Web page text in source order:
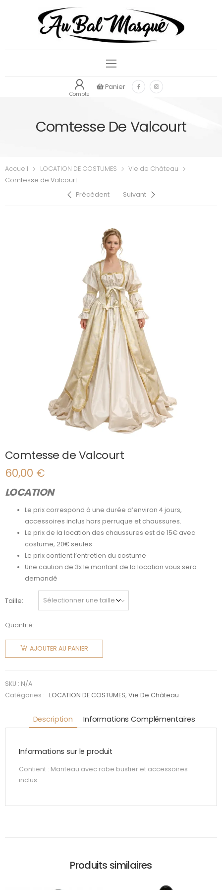
Compte
Panier
Comtesse De Valcourt
Accueil LOCATION DE COSTUMES
Vie de Château
Comtesse de Valcourt
Précédent
Suivant
Comtesse de Valcourt
60,00 €
LOCATION
Le prix correspond à une durée d’environ 4 jours,
accessoires inclus hors perruque et chaussures.
Le prix de la location des chaussures est de 15€ avec
costume, 20€ seules
Le prix contient l’entretien du costume
Une caution de 3x le montant de la location vous sera
demandé
Taille
Quantité:
quantité
Comtesse
Valcourt
AJOUTER AU PANIER
SKU : N/A
Catégories :
LOCATION DE COSTUMES,Vie De Château
Description Informations Complémentaires
Informations sur le produit
Contient : Manteau avec robe bustier et accessoires
inclus.
Produits similaires